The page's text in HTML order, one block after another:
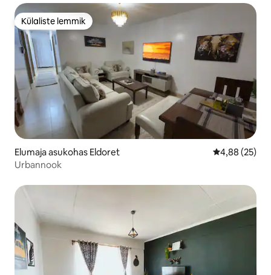
Külaliste lemmik
Külaliste lemmik
Elumaja asukohas Eldoret Keskmine
4,88 (25)
Urbannook